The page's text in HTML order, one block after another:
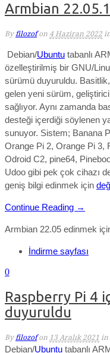
Armbian
By filozof on 4 Haziran 2022
Debian/Ubuntu tabanlı
özelleştirilmiş bir GNU/
sürümü duyuruldu.
gelen yeni sürüm,
sağlıyor. Aynı zamanda
desteği içerdiği söylenen
sunuyor. Sistem; Banana
Orange Pi 2, Orange Pi 3,
Odroid C2, pine64,
Udoo gibi pek çok cihazı
geniş bilgi edinmek için
Continue Reading →
Armbian 22.05 edinmek
İndirme sayfası
0
Raspberry Pi 4
duyuruldu
By filozof on 13 Aralık 2021 in
Debian/Ubuntu tabanlı